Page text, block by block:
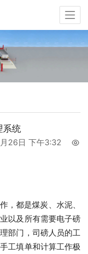
系统
26日 下午3:32
都是煤炭、水泥、
以及所有需要电子磅
部门，司磅人员的工
工填单和计算工作极